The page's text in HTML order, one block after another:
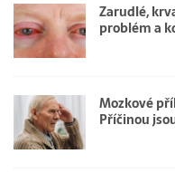
Zarudlé,
problém a
Mozkové
Příčinou